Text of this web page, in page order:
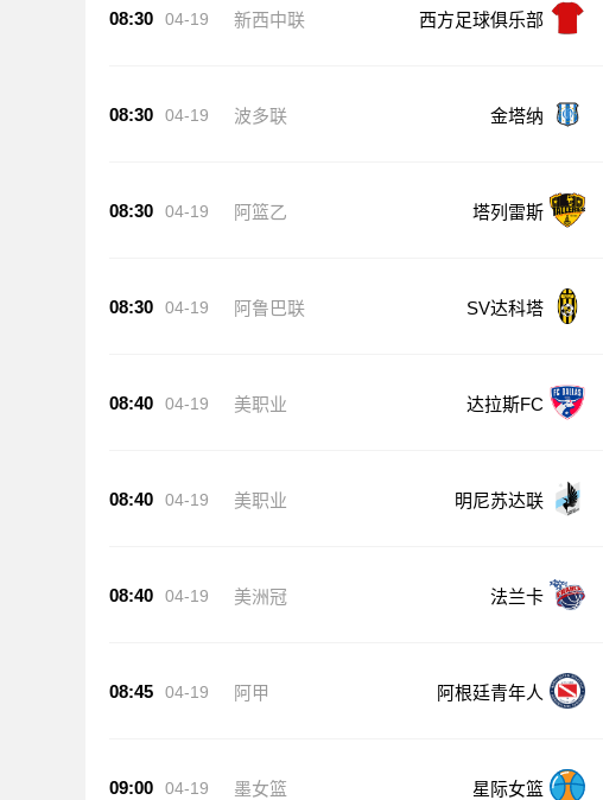
08:30 04-19 新西中联 西方足球俱乐部
08:30 04-19 波多联 金塔纳
08:30 04-19 阿篮乙 塔列雷斯
08:30 04-19 阿鲁巴联 SV达科塔
08:40 04-19 美职业 达拉斯FC
08:40 04-19 美职业 明尼苏达联
08:40 04-19 美洲冠 法兰卡
08:45 04-19 阿甲 阿根廷青年人
09:00 04-19 墨女篮 星际女篮